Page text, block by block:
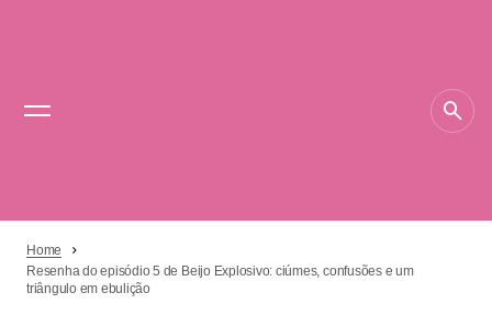
Home
Resenha do episódio 5 de Beijo Explosivo: ciúmes, confusões e um
triângulo em ebulição